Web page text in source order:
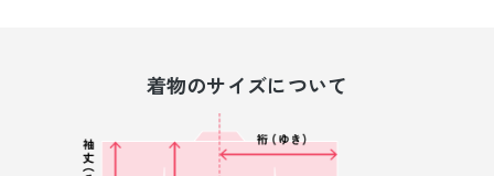
着物のサイズについて